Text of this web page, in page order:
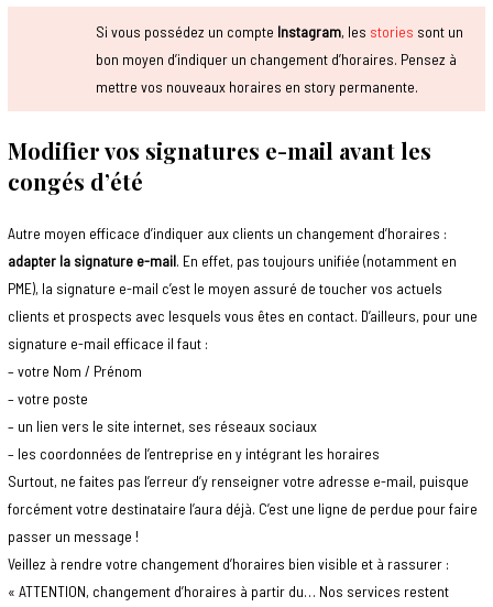
Si vous possédez un compte Instagram, les stories sont un
bon moyen d’indiquer un changement d’horaires. Pensez à
mettre vos nouveaux horaires en story permanente.
Modifier vos signatures e-mail avant les
congés d’été
Autre moyen efficace d’indiquer aux clients un changement d’horaires :
adapter la signature e-mail. En effet, pas toujours unifiée (notamment en
PME), la signature e-mail c’est le moyen assuré de toucher vos actuels
clients et prospects avec lesquels vous êtes en contact. D’ailleurs, pour une
signature e-mail efficace il faut :
– votre Nom / Prénom
– votre poste
– un lien vers le site internet, ses réseaux sociaux
– les coordonnées de l’entreprise en y intégrant les horaires
Surtout, ne faites pas l’erreur d’y renseigner votre adresse e-mail, puisque
forcément votre destinataire l’aura déjà. C’est une ligne de perdue pour faire
passer un message !
Veillez à rendre votre changement d’horaires bien visible et à rassurer :
« ATTENTION, changement d’horaires à partir du… Nos services restent